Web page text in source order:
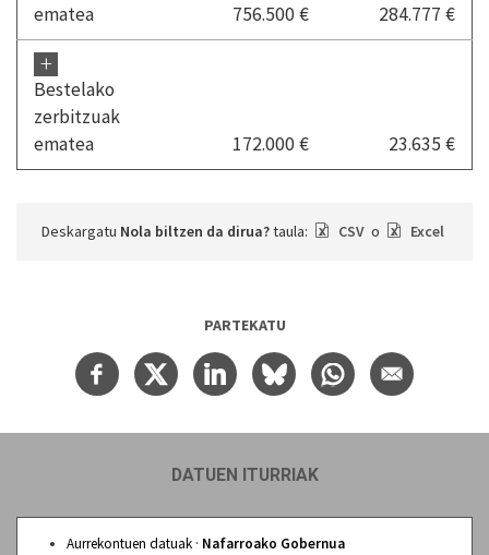
ematea
756.500 € 284.777 €
+
Bestelako
zerbitzuak
ematea
172.000 € 23.635 €
Deskargatu Nola biltzen da dirua?taula: CSV o Excel
PARTEKATU
DATUEN ITURRIAK
Aurrekontuen datuak · Nafarroako Gobernua